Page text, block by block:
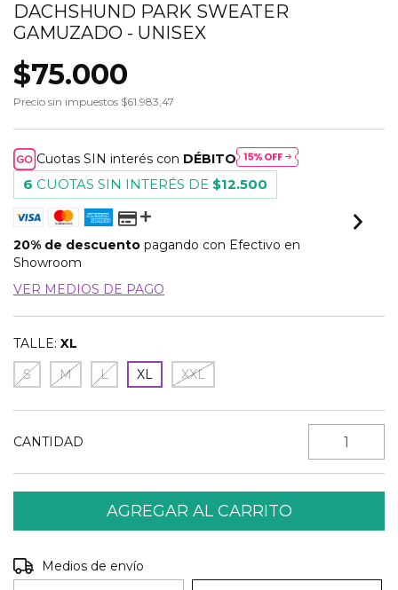
DACHSHUND PARK SWEATER
GAMUZADO - UNISEX
$75.000
Precio sin impuestos $61.983,47
Cuotas SIN interés con DÉBITO
6 CUOTAS SIN INTERÉS DE $12.500
20% de descuento pagando con Efectivo en
Showroom
VER MEDIOS DE PAGO
TALLE: XL
S
M L XL XXL
CANTIDAD
Entregas para el CP:
Medios de envío